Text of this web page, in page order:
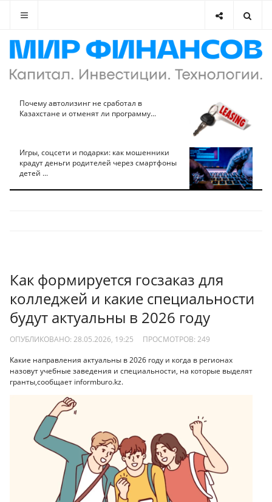
Почему автолизинг не сработал в
Казахстане и отменят ли программу...
Игры, соцсети и подарки: как мошенники
крадут деньги родителей через смартфоны
детей ...
Как формируется госзаказ для
колледжей и какие специальности
будут актуальны в 2026 году
ОПУБЛИКОВАНО: 28.05.2026, 19:25 ПРОСМОТРОВ: 249
Какие направления актуальны в 2026 году и когда в регионах
назовут учебные заведения и специальности, на которые выделят
гранты,сообщает informburo.kz.